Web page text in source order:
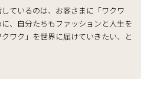
ているのは、お客さまに「ワクワ
、自分たちもファッションと人生を
ワク」を世界に届けていきたい、と